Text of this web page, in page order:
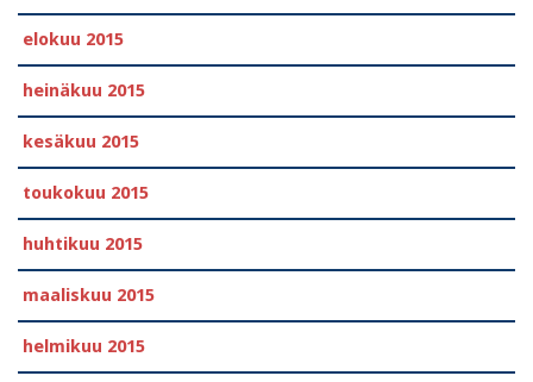
elokuu 2015
heinäkuu 2015
kesäkuu 2015
toukokuu 2015
huhtikuu 2015
maaliskuu 2015
helmikuu 2015